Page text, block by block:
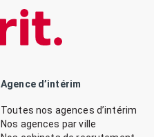
Agence d’intérim
Toutes nos agences d’intérim
Nos agences par ville